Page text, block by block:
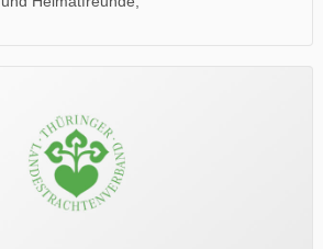
Spaß beim Lesen.